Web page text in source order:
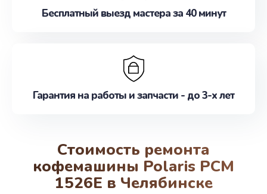
Бесплатный выезд мастера за 40 минут
Гарантия на работы и запчасти - до 3-х лет
Стоимость ремонта
кофемашины Polaris PCM
1526E в Челябинске